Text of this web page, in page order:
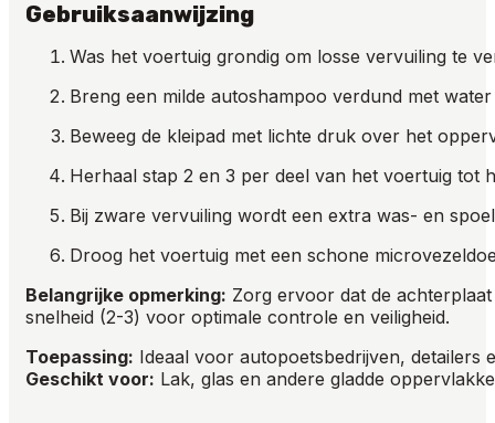
Gebruiksaanwijzing
Was het voertuig grondig om losse vervuiling te
Breng een milde autoshampoo verdund met
Beweeg de kleipad met lichte druk over het
Herhaal stap 2 en 3 per deel van het voertuig tot
Bij zware vervuiling wordt een extra was- en
Droog het voertuig met een schone
Belangrijke opmerking: Zorg ervoor dat de
snelheid (2-3) voor optimale controle en veiligheid.
Toepassing: Ideaal voor autopoetsbedrijven, detailers
Geschikt voor: Lak, glas en andere gladde